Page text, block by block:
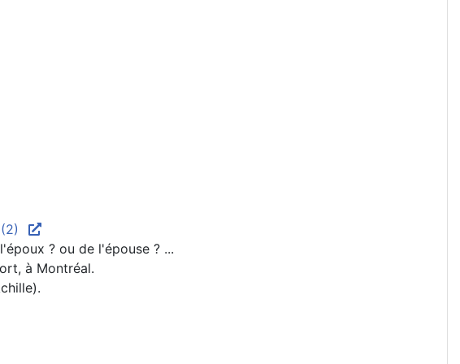
? ou de l'épouse ? ...
à Montréal.